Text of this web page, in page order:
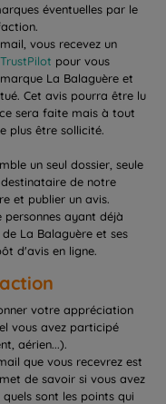
éventuelles par le
vous recevez un
TrustPilot pour vous
La Balaguère et
Cet avis pourra être lu
sera faite mais à tout
plus être sollicité.
un seul dossier, seule
de notre
et publier un avis.
personnes ayant déjà
La Balaguère et ses
d'avis en ligne.
votre appréciation
vous avez participé
aérien...).
que vous recevrez est
de savoir si vous avez
sont les points qui